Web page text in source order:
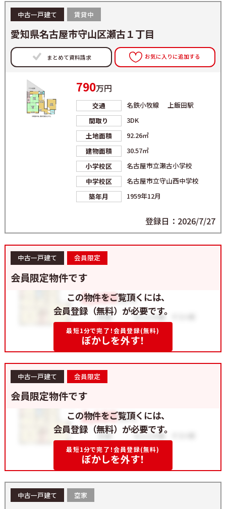
中古一戸建て 賃貸中
愛知県名古屋市守山区瀬古１丁目
まとめて資料請求 お気に入りに追加する
790万円
交通
名鉄小牧線 上飯田駅
間取り
3DK
土地面積
92.26㎡
建物面積
30.57㎡
小学校区
名古屋市立瀬古小学校
中学校区
名古屋市立守山西中学校
築年月
1959年12月
登録日：2026/7/27
中古一戸建て 会員限定
会員限定物件です
この物件をご覧頂くには、
会員登録（無料）が必要です。
最短1分で完了！会員登録(無料)
ぼかしを外す！
中古一戸建て 会員限定
会員限定物件です
この物件をご覧頂くには、
会員登録（無料）が必要です。
最短1分で完了！会員登録(無料)
ぼかしを外す！
中古一戸建て 空家